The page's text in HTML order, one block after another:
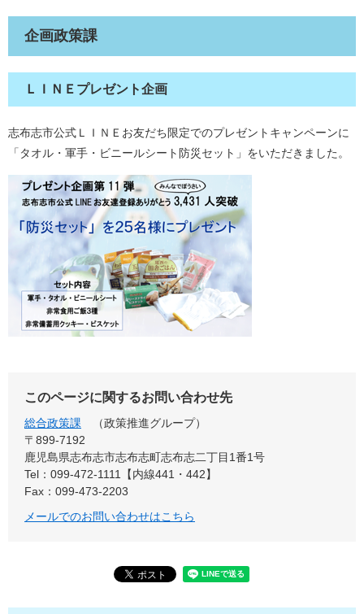
企画政策課
ＬＩＮＥプレゼント企画
志布志市公式ＬＩＮＥお友だち限定でのプレゼントキャンペーンに
「タオル・軍手・ビニールシート防災セット」をいただきました。
このページに関するお問い合わせ先
総合政策課
政策推進グループ
〒899‐7192
鹿児島県志布志市志布志町志布志二丁目1番1号
Tel：099-472-1111【内線441・442】
Fax：099-473-2203
メールでのお問い合わせはこちら